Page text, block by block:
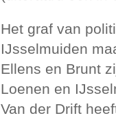
Het graf van
IJsselmuiden
Ellens en Brunt
Loenen en
Van der Drift